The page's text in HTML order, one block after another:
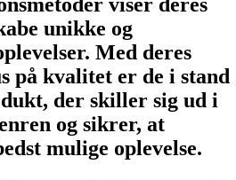
unikke og
Med deres
på kvalitet er de i stand
der skiller sig ud i
og sikrer, at
mulige oplevelse.